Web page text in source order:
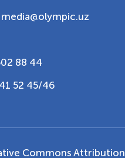
media@olympic.uz
88 44
52 45/46
Commons Attribution